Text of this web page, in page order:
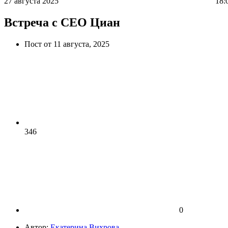
Встреча с СЕО Циан
Пост от 11 августа, 2025
346
0